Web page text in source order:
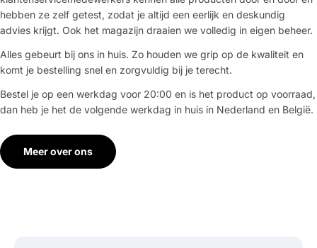
hebben ze zelf getest, zodat je altijd een eerlijk en deskundig
advies krijgt. Ook het magazijn draaien we volledig in eigen beheer.
Alles gebeurt bij ons in huis. Zo houden we grip op de kwaliteit en
komt je bestelling snel en zorgvuldig bij je terecht.
Bestel je op een werkdag voor 20:00 en is het product op voorraad,
dan heb je het de volgende werkdag in huis in Nederland en België.
Meer over ons